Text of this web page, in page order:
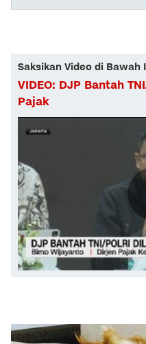
Saksikan Video di Bawah
VIDEO: DJP Bantah
Pajak